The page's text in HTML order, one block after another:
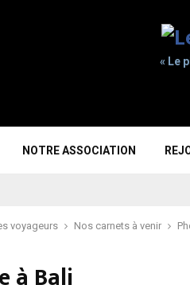
« Le
NOTRE ASSOCIATION
voyageurs Nos carnets à venir